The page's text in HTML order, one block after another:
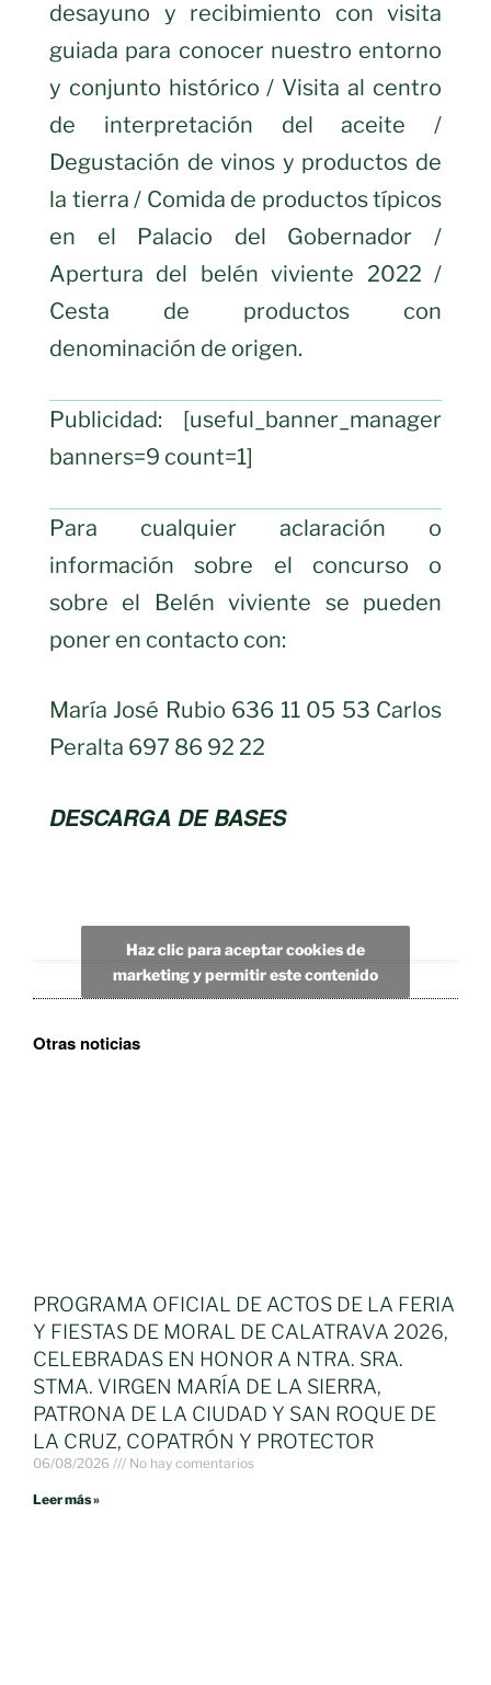
desayuno y recibimiento con visita
guiada para conocer nuestro entorno
y conjunto histórico / Visita al centro
de interpretación del aceite /
Degustación de vinos y productos de
la tierra / Comida de productos típicos
en el Palacio del Gobernador /
Apertura del belén viviente 2022 /
Cesta de productos con
denominación de origen.
Publicidad: [useful_banner_manager
banners=9 count=1]
Para cualquier aclaración o
información sobre el concurso o
sobre el Belén viviente se pueden
poner en contacto con:
María José Rubio 636 11 05 53 Carlos
Peralta 697 86 92 22
DESCARGA DE BASES
Haz clic para aceptar cookies de
marketing y permitir este contenido
Otras noticias
PROGRAMA OFICIAL DE ACTOS DE LA FERIA
Y FIESTAS DE MORAL DE CALATRAVA 2026,
CELEBRADAS EN HONOR A NTRA. SRA.
STMA. VIRGEN MARÍA DE LA SIERRA,
PATRONA DE LA CIUDAD Y SAN ROQUE DE
LA CRUZ, COPATRÓN Y PROTECTOR
06/08/2026 No hay comentarios
Leer más »